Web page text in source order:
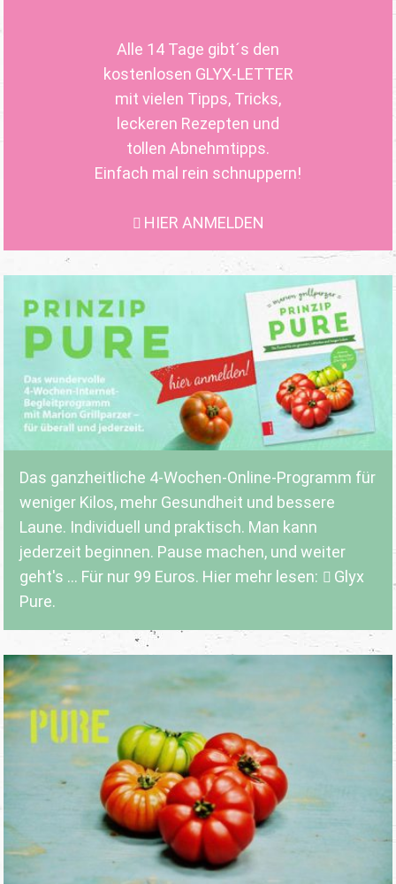
Alle 14 Tage gibt´s den
kostenlosen GLYX-LETTER
mit vielen Tipps, Tricks,
leckeren Rezepten und
tollen Abnehmtipps.
Einfach mal rein schnuppern!
HIER ANMELDEN
Das ganzheitliche 4-Wochen-Online-Programm für
weniger Kilos, mehr Gesundheit und bessere
Laune. Individuell und praktisch. Man kann
jederzeit beginnen. Pause machen, und weiter
geht's ... Für nur 99 Euros. Hier mehr lesen:
Glyx
Pure.